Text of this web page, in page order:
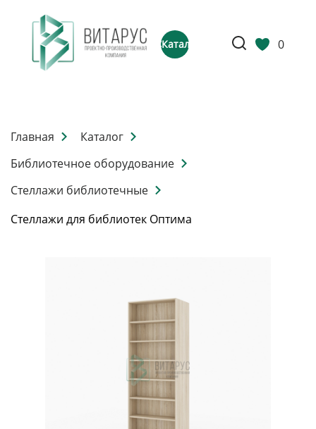
Каталог 0
Главная
Каталог
Библиотечное оборудование
Стеллажи библиотечные
Стеллажи для библиотек Оптима